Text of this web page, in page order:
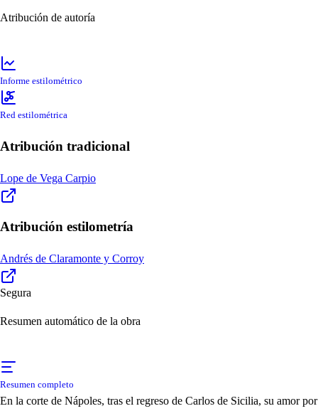
Atribución de autoría
Informe estilométrico
Red estilométrica
Atribución tradicional
Lope de Vega Carpio
Atribución estilometría
Andrés de Claramonte y Corroy
Segura
Resumen automático de la obra
Resumen completo
En la corte de Nápoles, tras el regreso de Carlos de Sicilia, su amor por